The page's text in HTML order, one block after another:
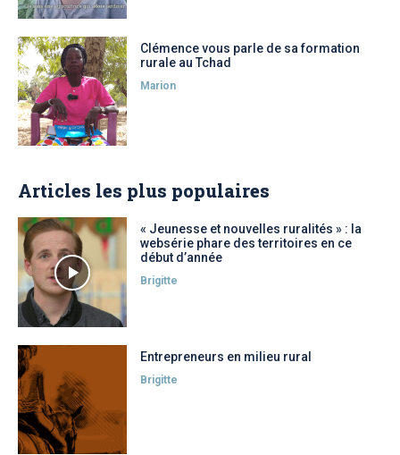
Clémence vous parle de sa formation
rurale au Tchad
Marion
Articles les plus populaires
« Jeunesse et nouvelles ruralités » : la
websérie phare des territoires en ce
début d’année
Brigitte
Entrepreneurs en milieu rural
Brigitte